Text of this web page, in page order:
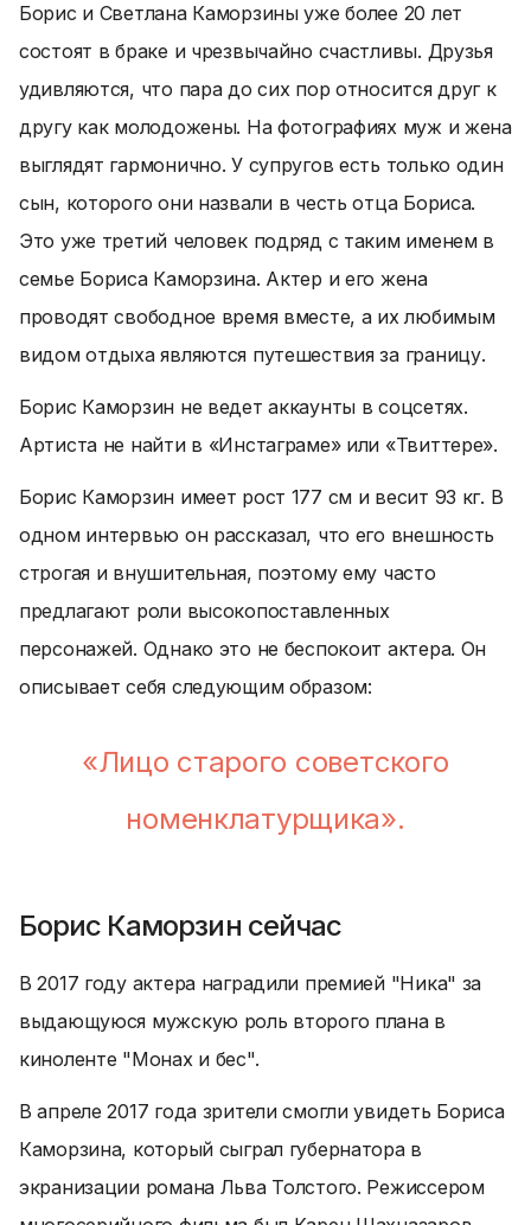
Борис и Светлана Каморзины уже более 20 лет
состоят в браке и чрезвычайно счастливы. Друзья
удивляются, что пара до сих пор относится друг к
другу как молодожены. На фотографиях муж и жена
выглядят гармонично. У супругов есть только один
сын, которого они назвали в честь отца Бориса.
Это уже третий человек подряд с таким именем в
семье Бориса Каморзина. Актер и его жена
проводят свободное время вместе, а их любимым
видом отдыха являются путешествия за границу.
Борис Каморзин не ведет аккаунты в соцсетях.
Артиста не найти в «Инстаграме» или «Твиттере».
Борис Каморзин имеет рост 177 см и весит 93 кг. В
одном интервью он рассказал, что его внешность
строгая и внушительная, поэтому ему часто
предлагают роли высокопоставленных
персонажей. Однако это не беспокоит актера. Он
описывает себя следующим образом:
«Лицо старого советского
номенклатурщика».
Борис Каморзин сейчас
В 2017 году актера наградили премией "Ника" за
выдающуюся мужскую роль второго плана в
киноленте "Монах и бес".
В апреле 2017 года зрители смогли увидеть Бориса
Каморзина, который сыграл губернатора в
экранизации романа Льва Толстого. Режиссером